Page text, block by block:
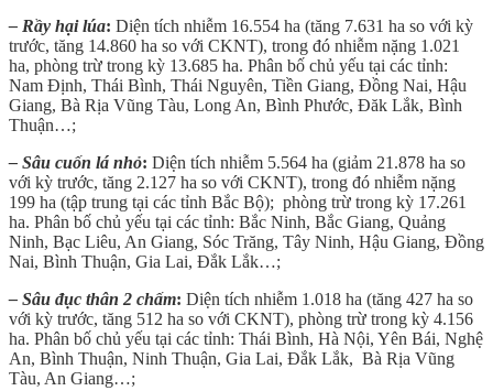
– Rầy hại lúa: Diện tích nhiễm 16.554 ha (tăng 7.631 ha so với kỳ
trước, tăng 14.860 ha so với CKNT), trong đó nhiễm nặng 1.021
ha, phòng trừ trong kỳ 13.685 ha. Phân bố chủ yếu tại các tỉnh:
Nam Định, Thái Bình, Thái Nguyên, Tiền Giang, Đồng Nai, Hậu
Giang, Bà Rịa Vũng Tàu, Long An, Bình Phước, Đăk Lắk, Bình
Thuận…;
– Sâu cuốn lá nhỏ: Diện tích nhiễm 5.564 ha (giảm 21.878 ha so
với kỳ trước, tăng 2.127 ha so với CKNT), trong đó nhiễm nặng
199 ha (tập trung tại các tỉnh Bắc Bộ); phòng trừ trong kỳ 17.261
ha. Phân bố chủ yếu tại các tỉnh: Bắc Ninh, Bắc Giang, Quảng
Ninh, Bạc Liêu, An Giang, Sóc Trăng, Tây Ninh, Hậu Giang, Đồng
Nai, Bình Thuận, Gia Lai, Đắk Lắk…;
– Sâu đục thân 2 chấm: Diện tích nhiễm 1.018 ha (tăng 427 ha so
với kỳ trước, tăng 512 ha so với CKNT), phòng trừ trong kỳ 4.156
ha. Phân bố chủ yếu tại các tỉnh: Thái Bình, Hà Nội, Yên Bái, Nghệ
An, Bình Thuận, Ninh Thuận, Gia Lai, Đắk Lắk, Bà Rịa Vũng
Tàu, An Giang…;